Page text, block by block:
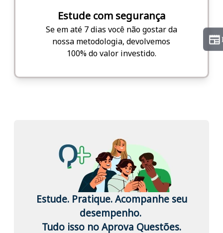
Estude com segurança
Se em até 7 dias você não gostar da
nossa metodologia, devolvemos
100% do valor investido.
Estude. Pratique. Acompanhe seu
desempenho.
Tudo isso no Aprova Questões.